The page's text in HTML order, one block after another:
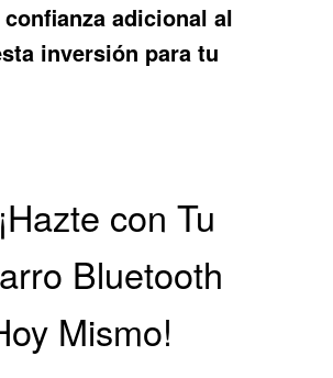
adicional al
inversión para tu
con Tu
Bluetooth
Mismo!